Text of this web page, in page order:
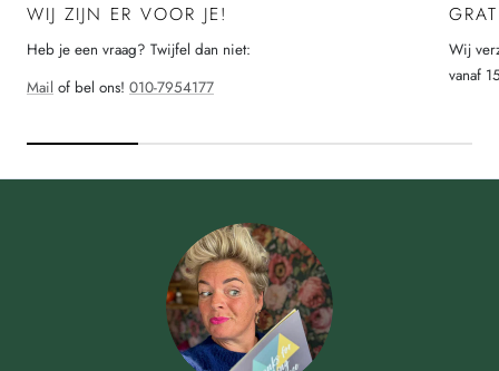
WIJ ZIJN ER VOOR JE!
Heb je een vraag? Twijfel dan niet:
Mail of bel ons! 010-7954177
Wij
vanaf